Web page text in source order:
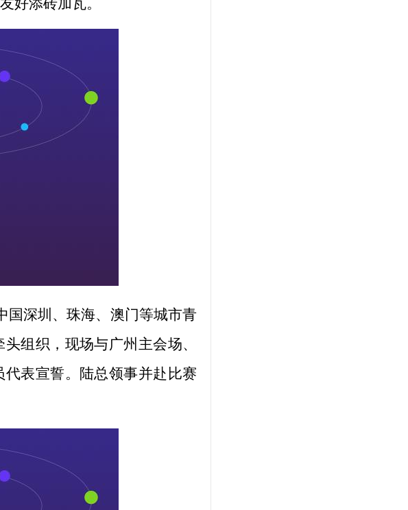
好添砖加瓦。
国深圳、珠海、澳门等城市青
组织，现场与广州主会场、
表宣誓。陆总领事并赴比赛